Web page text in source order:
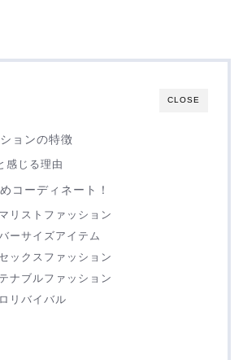
CLOSE
ョンの特徴
感じる理由
コーディネート！
リストファッション
ーサイズアイテム
ックスファッション
ナブルファッション
リバイバル